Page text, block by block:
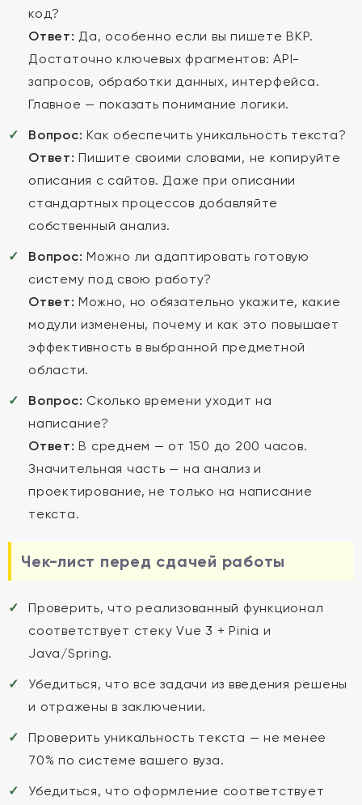
код?
Ответ: Да, особенно если вы пишете ВКР.
Достаточно ключевых фрагментов: API-
запросов, обработки данных, интерфейса.
Главное — показать понимание логики.
Вопрос: Как обеспечить уникальность текста?
Ответ: Пишите своими словами, не копируйте
описания с сайтов. Даже при описании
стандартных процессов добавляйте
собственный анализ.
Вопрос: Можно ли адаптировать готовую
систему под свою работу?
Ответ: Можно, но обязательно укажите, какие
модули изменены, почему и как это повышает
эффективность в выбранной предметной
области.
Вопрос: Сколько времени уходит на
написание?
Ответ: В среднем — от 150 до 200 часов.
Значительная часть — на анализ и
проектирование, не только на написание
текста.
Чек-лист перед сдачей работы
Проверить, что реализованный функционал
соответствует стеку Vue 3 + Pinia и
Java/Spring.
Убедиться, что все задачи из введения решены
и отражены в заключении.
Проверить уникальность текста — не менее
70% по системе вашего вуза.
Убедиться, что оформление соответствует